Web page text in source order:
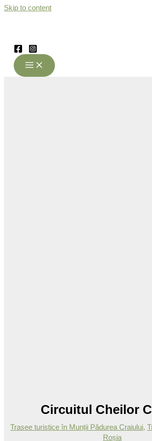
Skip to content
Circuitul Cheilor
Trasee turistice în Munții Pădurea Craiului,
Roșia